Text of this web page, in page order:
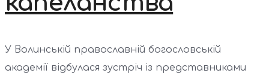
У Волинській православній богословській
академії відбулася зустріч із представниками